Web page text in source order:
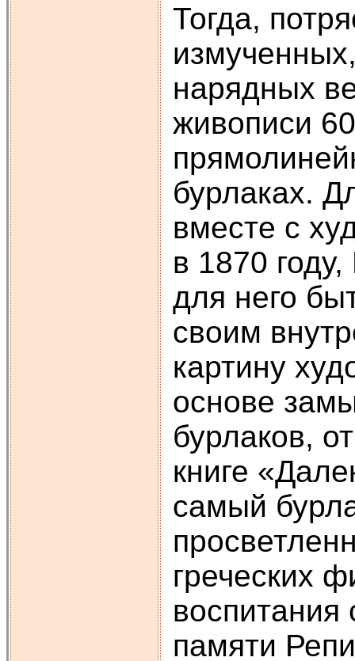
Тогда,
нарядных
живописи
бурлаках.
вместе с
в 1870
для него
своим
картину
основе
бурлаков,
книге
самый
греческих
воспитания
памяти